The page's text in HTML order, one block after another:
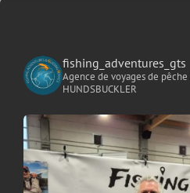
fishing_adventures_gts
Agence de voyages de pêche
HUNDSBUCKLER